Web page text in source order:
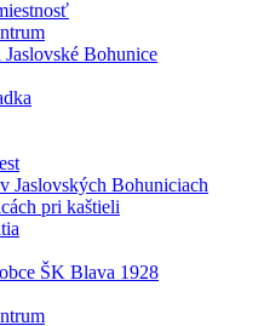
Bohunice
Jaslovských Bohuniciach
pri kaštieli
ŠK Blava 1928